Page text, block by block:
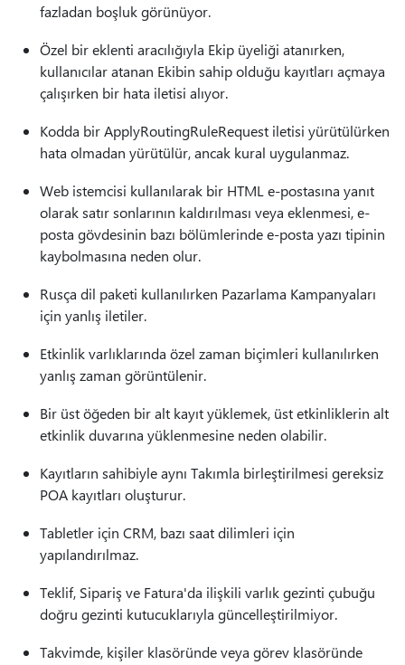
fazladan boşluk görünüyor.
Özel bir eklenti aracılığıyla Ekip üyeliği atanırken,
kullanıcılar atanan Ekibin sahip olduğu kayıtları açmaya
çalışırken bir hata iletisi alıyor.
Kodda bir ApplyRoutingRuleRequest iletisi yürütülürken
hata olmadan yürütülür, ancak kural uygulanmaz.
Web istemcisi kullanılarak bir HTML e-postasına yanıt
olarak satır sonlarının kaldırılması veya eklenmesi, e-
posta gövdesinin bazı bölümlerinde e-posta yazı tipinin
kaybolmasına neden olur.
Rusça dil paketi kullanılırken Pazarlama Kampanyaları
için yanlış iletiler.
Etkinlik varlıklarında özel zaman biçimleri kullanılırken
yanlış zaman görüntülenir.
Bir üst öğeden bir alt kayıt yüklemek, üst etkinliklerin alt
etkinlik duvarına yüklenmesine neden olabilir.
Kayıtların sahibiyle aynı Takımla birleştirilmesi gereksiz
POA kayıtları oluşturur.
Tabletler için CRM, bazı saat dilimleri için
yapılandırılmaz.
Teklif, Sipariş ve Fatura'da ilişkili varlık gezinti çubuğu
doğru gezinti kutucuklarıyla güncelleştirilmiyor.
Takvimde, kişiler klasöründe veya görev klasöründe